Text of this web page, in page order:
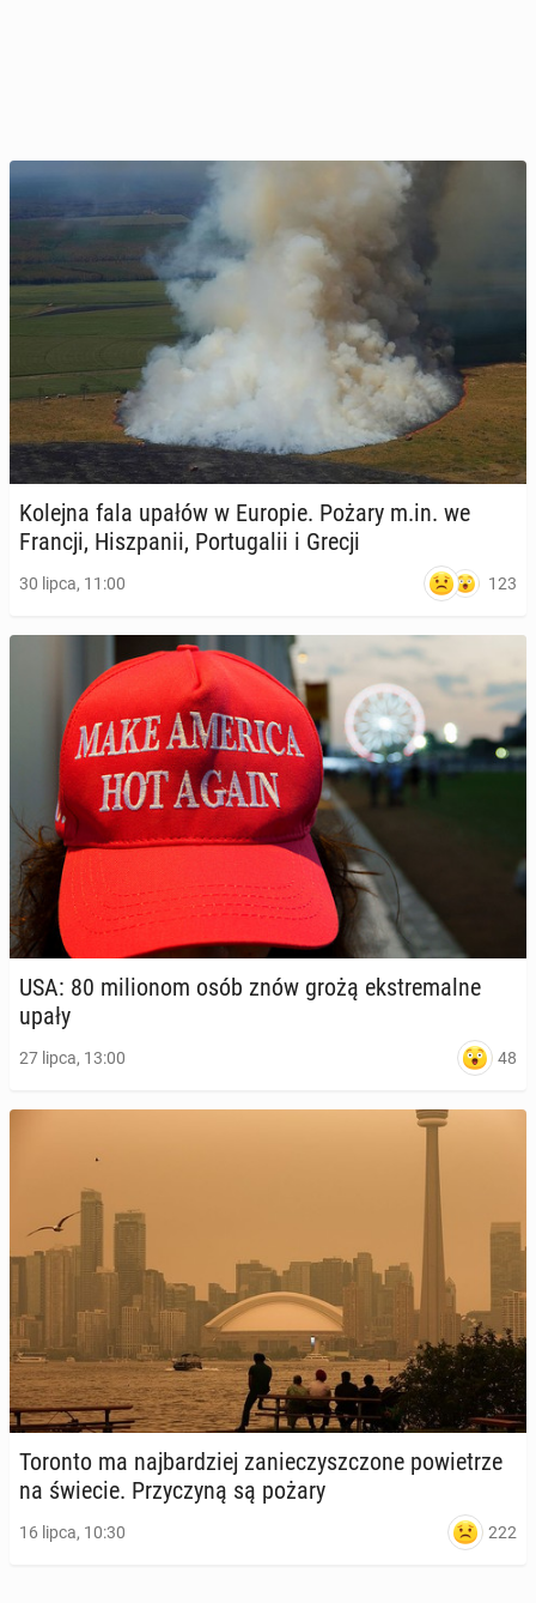
Kolejna fala upałów w Europie. Pożary m.in. we
Francji, Hisz­pa­nii, Por­tu­ga­lii i Grecji
30 lipca, 11:00 123
USA: 80 mi­lio­nom osób znów grożą eks­tre­mal­ne
upały
27 lipca, 13:00 48
Toronto ma naj­bar­dziej za­nie­czysz­czo­ne po­wie­trze
na świecie. Przy­czy­ną są pożary
16 lipca, 10:30 222